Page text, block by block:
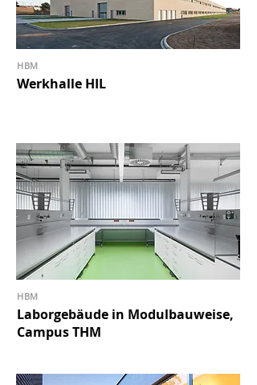
Werkhalle HIL
HBM
Laborgebäude in Modulbauweise,
Campus THM
HBM